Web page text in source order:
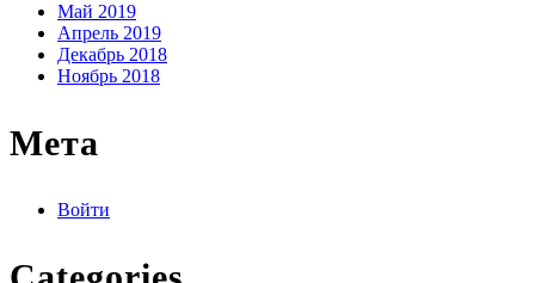
Май 2019
Апрель 2019
Декабрь 2018
Ноябрь 2018
Мета
Войти